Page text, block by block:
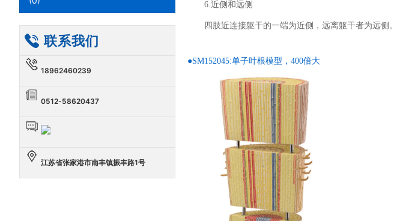
6.近侧和远侧
四肢近连接躯干的一端为近侧，远离躯干者为远侧。
●SM152045:单子叶根模型，400倍大
联系我们
18962460239
0512-58620437
江苏省张家港市南丰镇振丰路1号